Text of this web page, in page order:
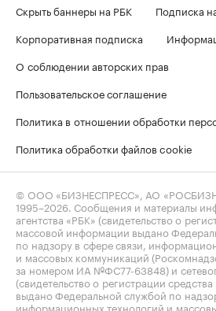
Скрыть баннеры на РБК
Подписка
Корпоративная подписка
О соблюдении авторских прав
Пользовательское соглашение
Политика в отношении обработки
Политика обработки файлов cookie
© ООО «БИЗНЕСПРЕСС», АО
1995–2026 . Сообщения и материалы
агентства «РБК» (свидетельство о
массовой информации выдано
по надзору в сфере связи,
и массовых коммуникаций
за номером ИА №ФС77-63848) и
(свидетельство о регистрации
выдано Федеральной службой по
информационных технологий и